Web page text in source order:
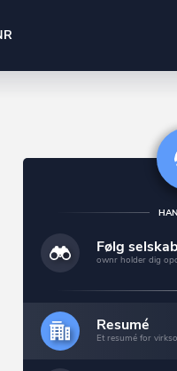
Følg selskab
ownr holder dig
Resumé
Et resumé for